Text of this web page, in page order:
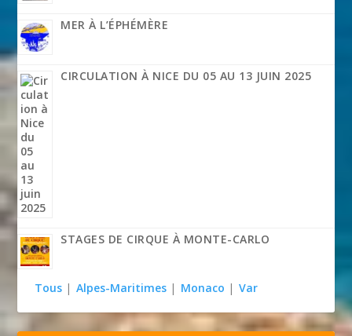
MER À L’ÉPHÉMÈRE
CIRCULATION À NICE DU 05 AU 13 JUIN 2025
STAGES DE CIRQUE À MONTE-CARLO
Tous | Alpes-Maritimes | Monaco | Var